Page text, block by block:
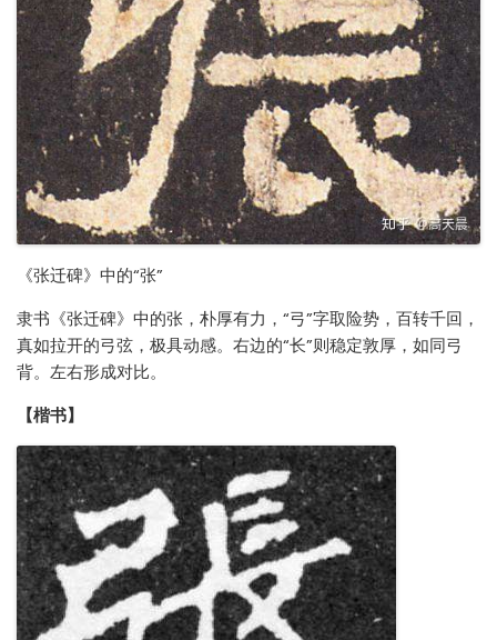
《张迁碑》中的“张”
隶书《张迁碑》中的张，朴厚有力，“弓”字取险势，百转千回，
真如拉开的弓弦，极具动感。右边的“长”则稳定敦厚，如同弓
背。左右形成对比。
【楷书】